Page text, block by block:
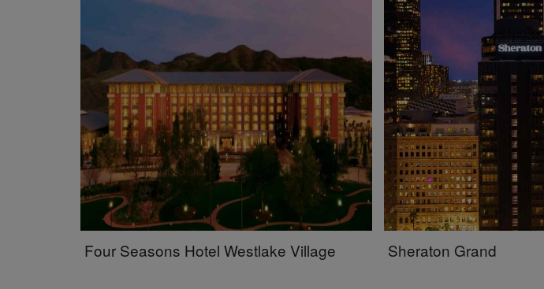
Four Seasons Hotel Westlake Village Sheraton Grand